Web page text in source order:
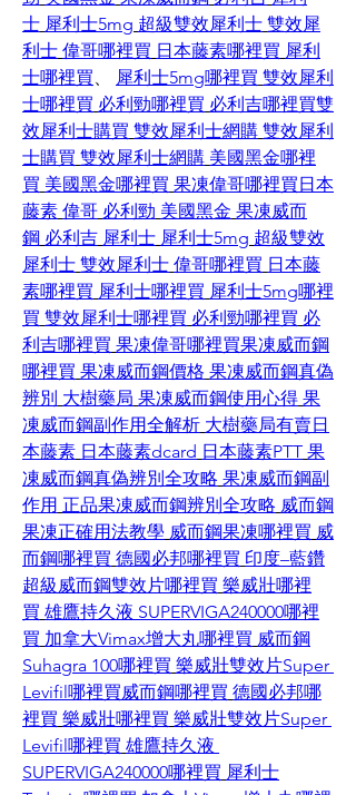
士 犀利士5mg 超級雙效犀利士 雙效犀
利士 偉哥哪裡買 日本藤素哪裡買 犀利
士哪裡買、 犀利士5mg哪裡買 雙效犀利
士哪裡買 必利勁哪裡買 必利吉哪裡買雙
效犀利士購買 雙效犀利士網購 雙效犀利
士購買 雙效犀利士網購 美國黑金哪裡
買 美國黑金哪裡買 果凍偉哥哪裡買日本
藤素 偉哥 必利勁 美國黑金 果凍威而
鋼 必利吉 犀利士 犀利士5mg 超級雙效
犀利士 雙效犀利士 偉哥哪裡買 日本藤
素哪裡買 犀利士哪裡買 犀利士5mg哪裡
買 雙效犀利士哪裡買 必利勁哪裡買 必
利吉哪裡買 果凍偉哥哪裡買果凍威而鋼
哪裡買 果凍威而鋼價格 果凍威而鋼真偽
辨別 大樹藥局 果凍威而鋼使用心得 果
凍威而鋼副作用全解析 大樹藥局有賣日
本藤素 日本藤素dcard 日本藤素PTT 果
凍威而鋼真偽辨別全攻略 果凍威而鋼副
作用 正品果凍威而鋼辨別全攻略 威而鋼
果凍正確用法教學 威而鋼果凍哪裡買 威
而鋼哪裡買 德國必邦哪裡買 印度–藍鑽
超級威而鋼雙效片哪裡買 樂威壯哪裡
買 雄鷹持久液 SUPERVIGA240000哪裡
買 加拿大Vimax增大丸哪裡買 威而鋼
Suhagra 100哪裡買 樂威壯雙效片Super
Levifil哪裡買威而鋼哪裡買 德國必邦哪
裡買 樂威壯哪裡買 樂威壯雙效片Super
Levifil哪裡買 雄鷹持久液
SUPERVIGA240000哪裡買 犀利士